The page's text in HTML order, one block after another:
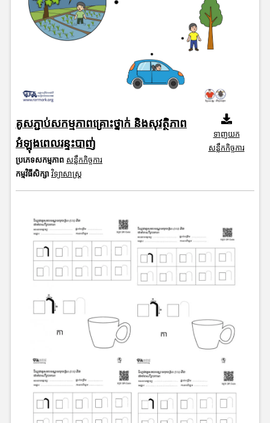
គូសភ្ជាប់សកម្មភាពគ្រោះថ្នាក់ និងសុវត្ថិភាព
អំឡុងពេលរន្ទះបាញ់
ប្រភេទសកម្មភាព សន្លឹកកិច្ចការ
កម្មវិធីសិក្សា វិទ្យាសាស្រ្ត
ទាញយក
សន្លឹកកិច្ចការ